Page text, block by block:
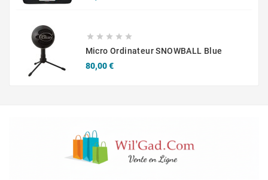
    
Micro Ordinateur SNOWBALL Blue
80,00 €Prix